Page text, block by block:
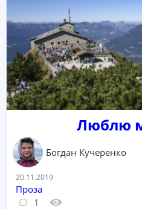
Люблю
Богдан Кучеренко
Дата:
20.11.2019
Категорія:
Проза
Кількість коментарів:
1 Кількість переглядів: